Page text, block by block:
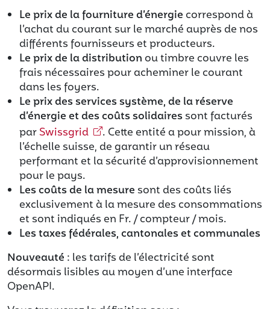
Le prix de la fourniture d’énergie correspond à
l’achat du courant sur le marché auprès de nos
différents fournisseurs et producteurs.
Le prix de la distribution ou timbre couvre les
frais nécessaires pour acheminer le courant
dans les foyers.
Le prix des services système, de la réserve
d’énergie et des coûts solidairessont facturés
parSwissgrid
. Cette entité a pour mission, à
l’échelle suisse, de garantir un réseau
performant et la sécurité d’approvisionnement
pour le pays.
Les coûts de la mesure sont des coûts liés
exclusivement à la mesure des consommations
et sont indiqués en Fr. / compteur / mois.
Les taxes fédérales, cantonales et communales
Nouveauté : les tarifs de l’électricité sont
désormais lisibles au moyen d’une interface
OpenAPI.